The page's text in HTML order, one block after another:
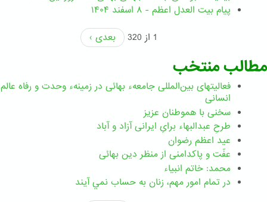
پیام بیت العدل اعظم - ۸ اسفند ۱۴۰۴
1 از 320
بعدی ›
مطالب منتخب
فعالیتهای بین‌المللی جامعهء بهائی در زمینهء وحدت و رفاه عالم
انسانی
سخنی با هموطنان عزیز
طرحِ عبدالبهاء برایِ ایرانی آزاد و آباد
عید اعظم رضوان
عفّت و پاکدامنی از منظر دین بهائی
محمد: خاتم انبیاء
در تمام امور مهم،‌ زنان به حساب نمي آيند